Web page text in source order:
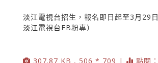
淡江電視台招生，報名即日起至3月29
淡江電視台FB粉專）
307.87 KB , 506 * 709 | 點閱